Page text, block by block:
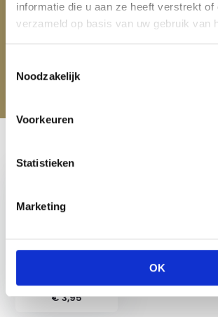
informatie die u aan ze heeft verstrekt of
verzameld op basis van uw gebruik van
Noodzakelijk
Voorkeuren
Statistieken
Marketing
OK
NAF Braid it up Spray - 500 ml
QHP
€ 3,95